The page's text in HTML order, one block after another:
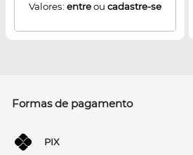
Valores: entreou cadastre-se
Formas de pagamento
PIX